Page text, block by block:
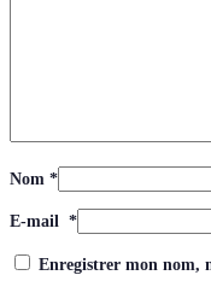
Nom *
E-mail *
Enregistrer mon nom,